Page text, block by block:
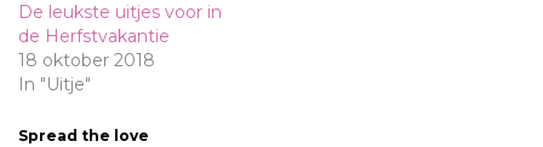
De leukste uitjes voor in
de Herfstvakantie
18 oktober 2018
In "Uitje"
Spread the love